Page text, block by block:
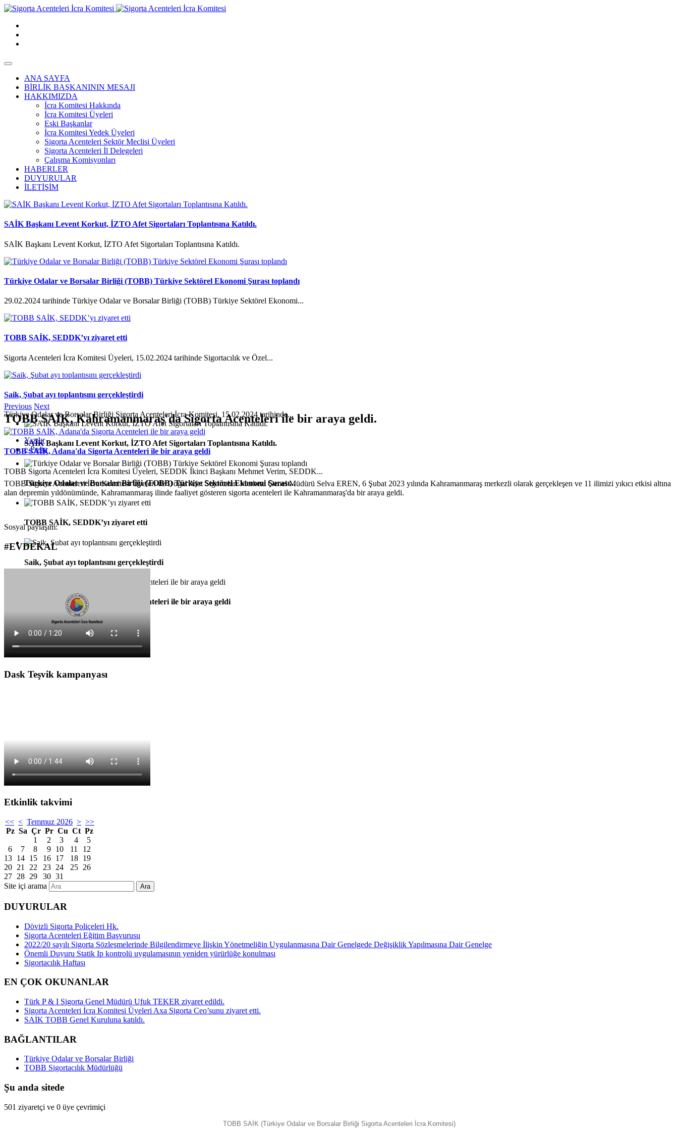
ANA SAYFA
BİRLİK BAŞKANININ MESAJI
HAKKIMIZDA
İcra Komitesi Hakkında
İcra Komitesi Üyeleri
Eski Başkanlar
İcra Komitesi Yedek Üyeleri
Sigorta Acenteleri Sektör Meclisi Üyeleri
Sigorta Acenteleri İl Delegeleri
Çalışma Komisyonları
HABERLER
DUYURULAR
İLETİŞİM
SAİK Başkanı Levent Korkut, İZTO Afet Sigortaları Toplantısına Katıldı.
SAİK Başkanı Levent Korkut, İZTO Afet Sigortaları Toplantısına Katıldı.
Türkiye Odalar ve Borsalar Birliği (TOBB) Türkiye Sektörel Ekonomi Şurası toplandı
29.02.2024 tarihinde Türkiye Odalar ve Borsalar Birliği (TOBB) Türkiye Sektörel Ekonomi...
TOBB SAİK, SEDDK’yı ziyaret etti
Sigorta Acenteleri İcra Komitesi Üyeleri, 15.02.2024 tarihinde Sigortacılık ve Özel...
Saik, Şubat ayı toplantısını gerçekleştirdi
Türkiye Odalar ve Borsalar Birliği Sigorta Acenteleri İcra Komitesi, 15.02.2024 tarihinde...
TOBB SAİK, Adana'da Sigorta Acenteleri ile bir araya geldi
TOBB Sigorta Acenteleri İcra Komitesi Üyeleri, SEDDK İkinci Başkanı Mehmet Verim, SEDDK...
Previous Next
SAİK Başkanı Levent Korkut, İZTO Afet Sigortaları Toplantısına Katıldı.
Türkiye Odalar ve Borsalar Birliği (TOBB) Türkiye Sektörel Ekonomi Şurası...
TOBB SAİK, SEDDK’yı ziyaret etti
Saik, Şubat ayı toplantısını gerçekleştirdi
TOBB SAİK, Adana'da Sigorta Acenteleri ile bir araya geldi
TOBB SAİK, Kahramanmaraş'da Sigorta Acenteleri ile bir araya geldi.
Yazdır
e-Posta
TOBB Sigorta Acenteleri İcra Komitesi Üyeleri ile Doğal Afet Sigortaları Merkezi Genel Müdürü Selva EREN, 6 Şubat 2023 yılında Kahramanmaraş merkezli olarak gerçekleşen ve 11 ilimizi yıkıcı etkisi altına
alan depremin yıldönümünde, Kahramanmaraş ilinde faaliyet gösteren sigorta acenteleri ile Kahramanmaraş'da bir araya geldi.
Sosyal paylaşım:
#EVDEKAL
Dask Teşvik kampanyası
Etkinlik takvimi
<< < Temmuz 2026 > >>
Pz Sa Çr Pr Cu Ct Pz
1
2 3 4
5
6
7 8 9 10 11
12
13 14 15 16 17 18 19
20 21 22 23 24 25 26
27 28 29 30 31
Site içi arama
Ara
DUYURULAR
Dövizli Sigorta Poliçeleri Hk.
Sigorta Acenteleri Eğitim Başvurusu
2022/20 sayılı Sigorta Sözleşmelerinde Bilgilendirmeye İlişkin Yönetmeliğin Uygulanmasına Dair Genelgede Değişiklik Yapılmasına Dair Genelge
Önemli Duyuru Statik Ip kontrolü uygulamasının yeniden yürürlüğe konulması
Sigortacılık Haftası
EN ÇOK OKUNANLAR
Türk P & I Sigorta Genel Müdürü Ufuk TEKER ziyaret edildi.
Sigorta Acenteleri İcra Komitesi Üyeleri Axa Sigorta Ceo’sunu ziyaret etti.
SAİK TOBB Genel Kuruluna katıldı.
BAĞLANTILAR
Türkiye Odalar ve Borsalar Birliği
TOBB Sigortacılık Müdürlüğü
Şu anda sitede
501 ziyaretçi ve 0 üye çevrimiçi
TOBB SAİK (Türkiye Odalar ve Borsalar Birliği Sigorta Acenteleri İcra Komitesi)